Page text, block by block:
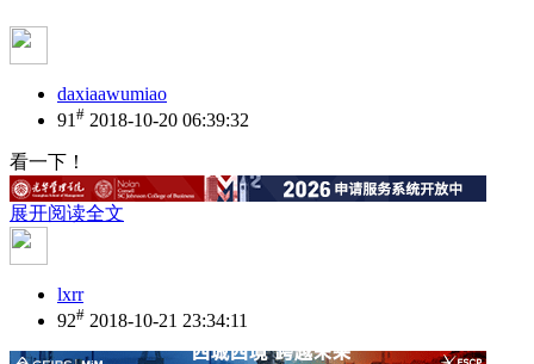
daxiaawumiao
91 # 2018-10-20 06:39:32
看一下！
展开阅读全文
lxrr
92# 2018-10-21 23:34:11